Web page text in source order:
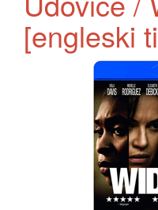
[engleski